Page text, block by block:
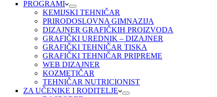
PROGRAMI
KEMIJSKI TEHNIČAR
PRIRODOSLOVNA GIMNAZIJA
DIZAJNER GRAFIČKIH PROIZVODA
GRAFIČKI UREDNIK – DIZAJNER
GRAFIČKI TEHNIČAR TISKA
GRAFIČKI TEHNIČAR PRIPREME
WEB DIZAJNER
KOZMETIČAR
TEHNIČAR NUTRICIONIST
ZA UČENIKE I RODITELJE